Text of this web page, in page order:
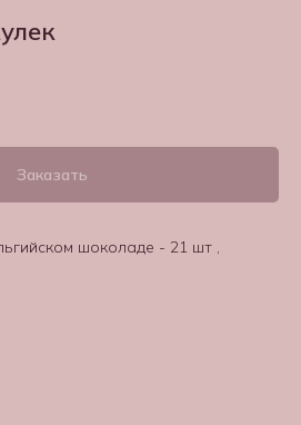
Заказать
шоколаде - 21 шт ,